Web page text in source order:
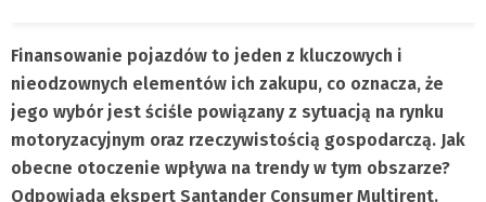
Finansowanie pojazdów to jeden z kluczowych i
nieodzownych elementów ich zakupu, co oznacza, że
jego wybór jest ściśle powiązany z sytuacją na rynku
motoryzacyjnym oraz rzeczywistością gospodarczą. Jak
obecne otoczenie wpływa na trendy w tym obszarze?
Odpowiada ekspert Santander Consumer Multirent.